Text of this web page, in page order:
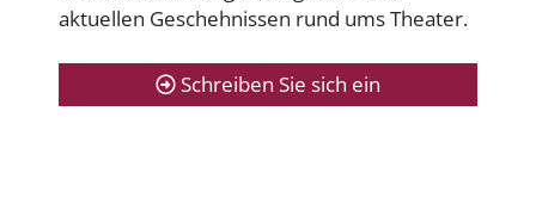
aktuellen Geschehnissen rund ums Theater.
Schreiben Sie sich ein